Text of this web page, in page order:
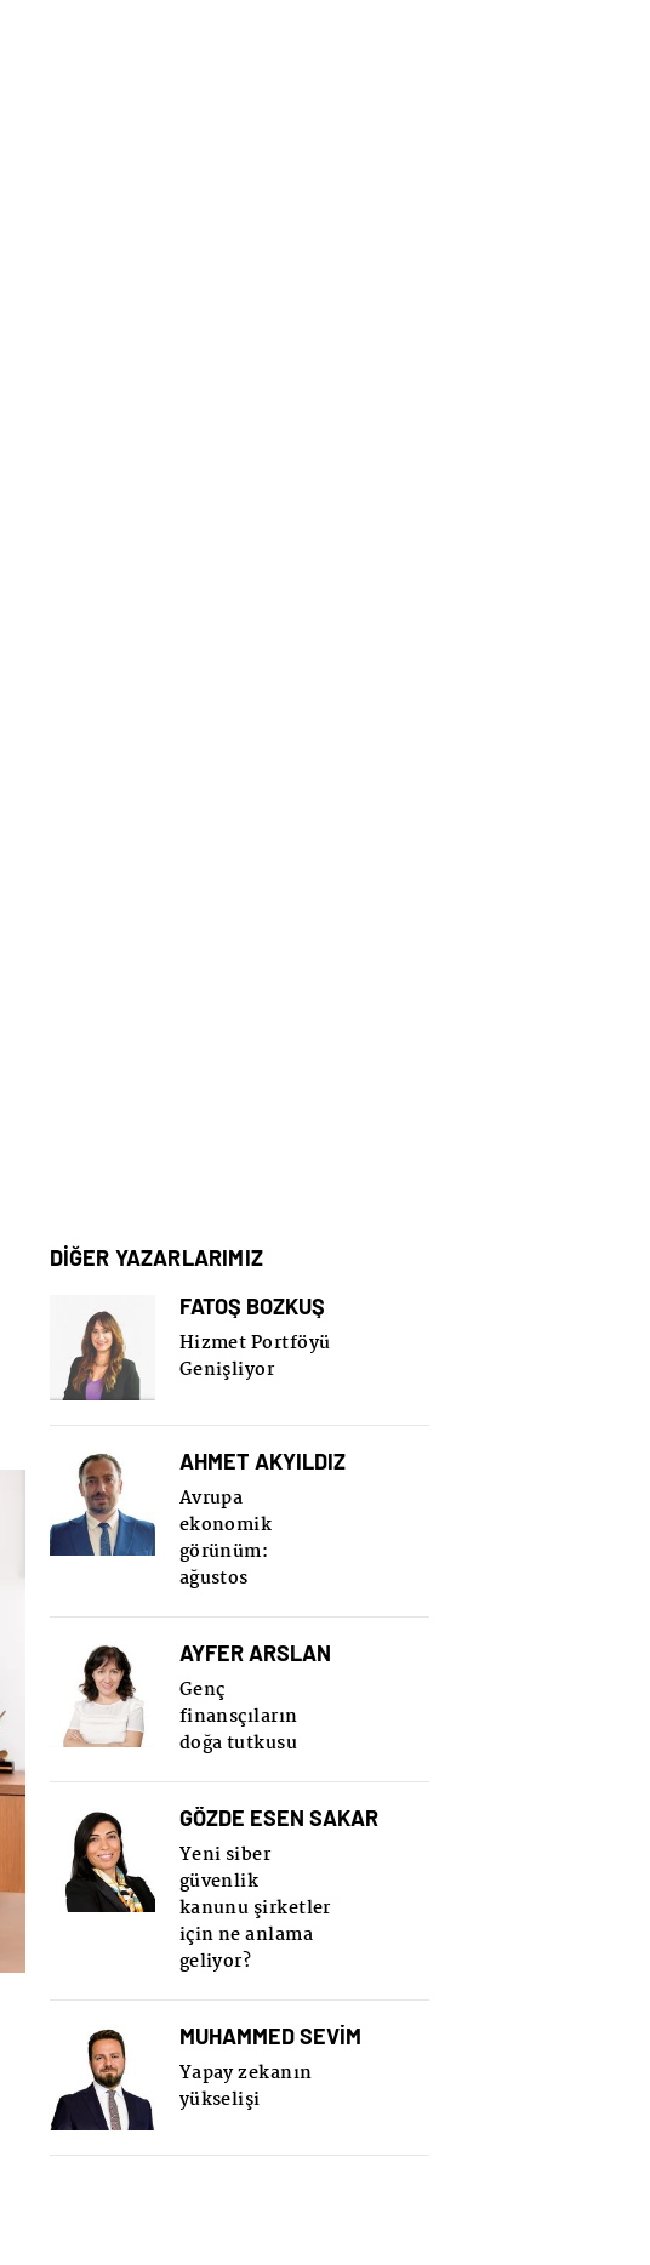
DİĞER YAZARLARIMIZ
FATOŞ BOZKUŞ
Hizmet Portföyü
Genişliyor
AHMET AKYILDIZ
Avrupa
ekonomik
görünüm:
ağustos
AYFER ARSLAN
Genç
finansçıların
doğa tutkusu
GÖZDE ESEN SAKAR
Yeni siber
güvenlik
kanunu şirketler
için ne anlama
geliyor?
MUHAMMED SEVİM
Yapay zekanın
yükselişi